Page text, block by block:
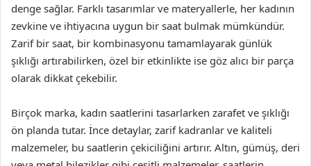
denge sağlar. Farklı tasarımlar ve materyallerle, her kadının
zevkine ve ihtiyacına uygun bir saat bulmak mümkündür.
Zarif bir saat, bir kombinasyonu tamamlayarak günlük
şıklığı artırabilirken, özel bir etkinlikte ise göz alıcı bir parça
olarak dikkat çekebilir.
Birçok marka, kadın saatlerini tasarlarken zarafet ve şıklığı
ön planda tutar. İnce detaylar, zarif kadranlar ve kaliteli
malzemeler, bu saatlerin çekiciliğini artırır. Altın, gümüş, deri